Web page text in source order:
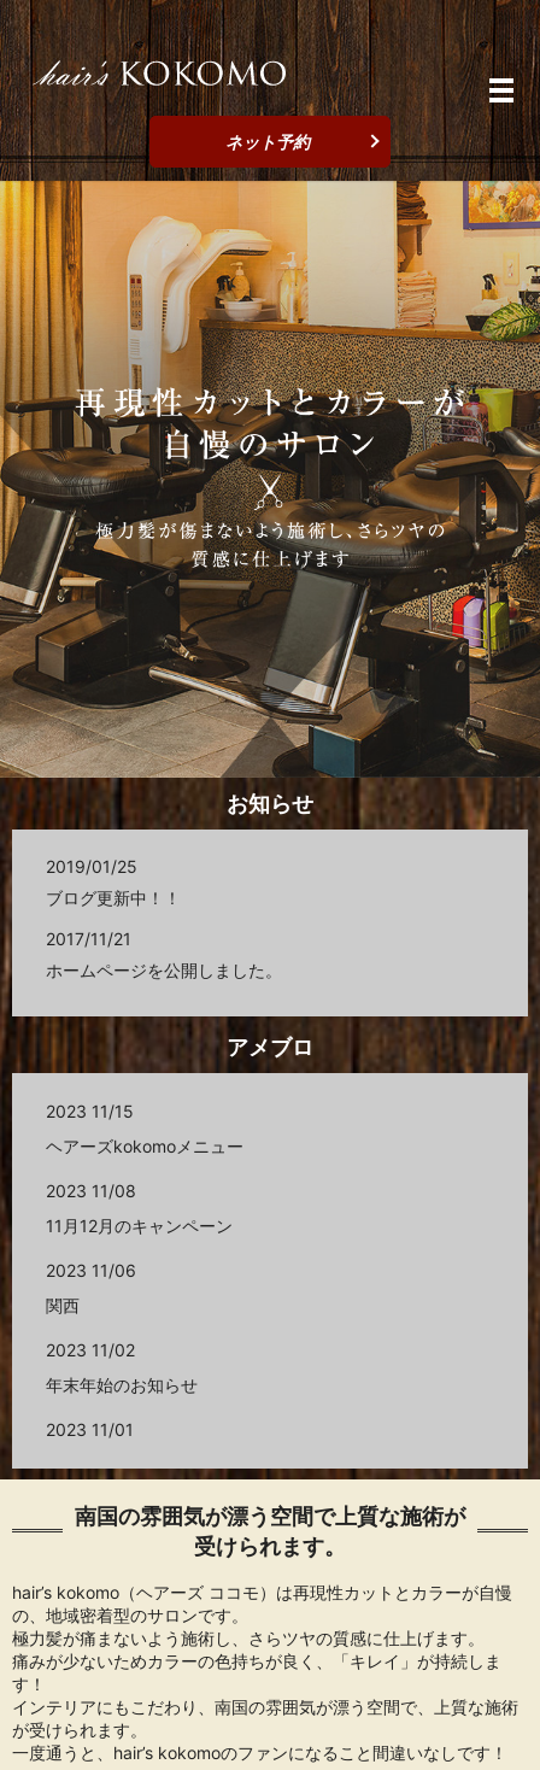
ネット予約
メ
お知らせ
2019/01/25
ブログ更新中！！
2017/11/21
ホームページを公開しました。
アメブロ
2023 11/15
ヘアーズkokomoメニュー
2023 11/08
11月12月のキャンペーン
2023 11/06
関西
2023 11/02
年末年始のお知らせ
2023 11/01
ココモのメニューの料金表‼️
2023 10/22
ヘアーズココモの予約
2022 03/08
強髪プログラム
2021 06/25
プライムday
2021 05/17
南国の雰囲気が漂う空間で上質な施術が
受けられます。
hair’s kokomo（ヘアーズ ココモ）は再現性カットとカラーが自慢
の、地域密着型のサロンです。
極力髪が痛まないよう施術し、さらツヤの質感に仕上げます。
痛みが少ないためカラーの色持ちが良く、「キレイ」が持続しま
す！
インテリアにもこだわり、南国の雰囲気が漂う空間で、上質な施術
が受けられます。
一度通うと、hair’s kokomoのファンになること間違いなしです！